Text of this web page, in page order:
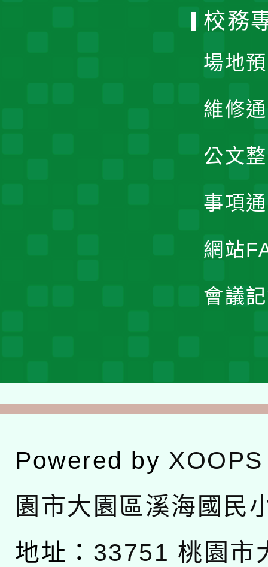
校務
場地
維修
公文
事項
網站
會議
Powered by XOOPS
園市大園區溪海國民
地址： 33751 桃園市